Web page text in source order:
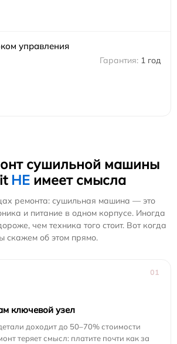
управления
1 год
сушильной машины
НЕ имеет смысла
ремонта: сушильная машина — это
и питание в одном корпусе. Иногда
чем техника того стоит. Вот когда
скажем об этом прямо.
01
ключевой узел
доходит до 50–70% стоимости
теряет смысл: платите почти как за